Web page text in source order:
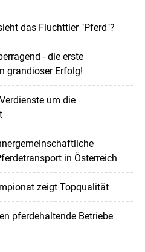
das Fluchttier "Pferd"?
- die erste
grandioser Erfolg!
um die
in Österreich
zeigt Topqualität
pferdehaltende Betriebe